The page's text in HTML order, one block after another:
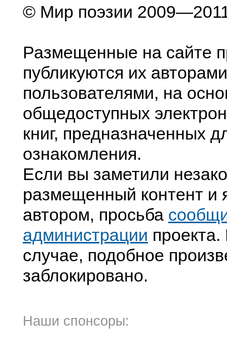
© Мир поэзии
Размещенные на сайте
публикуются их
пользователями, на
общедоступных
книг, предназначенных
ознакомления.
Если вы заметили
размещенный контент и
автором, просьба
администрации
случае, подобное
заблокировано.
Наши спонсоры: